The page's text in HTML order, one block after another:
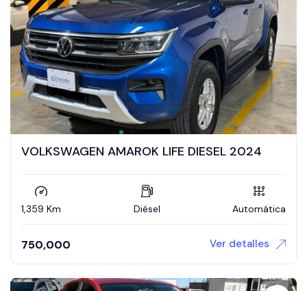
VOLKSWAGEN AMAROK LIFE DIESEL 2024
1,359 Km Diésel Automática
750,000 Ver detalles